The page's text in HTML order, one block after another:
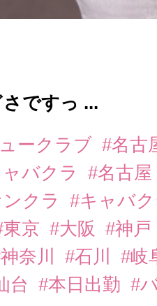
さですっ ...
ークラブ #名古
バクラ
#名古屋
クラ
#キャバ
東京 #大阪
#神戸
奈川 #石川
#岐
台 #本日出勤 #